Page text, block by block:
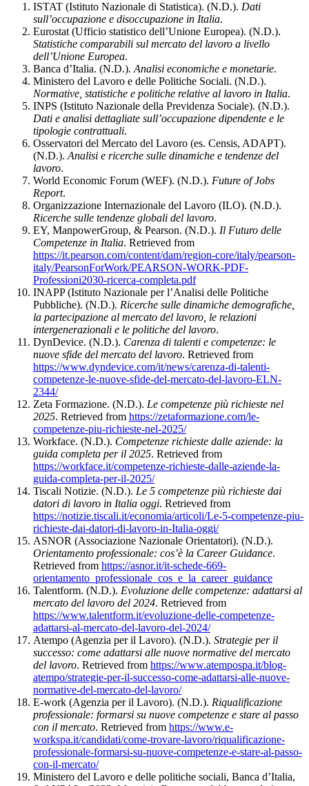
ISTAT (Istituto Nazionale di Statistica). (N.D.). Dati
sull’occupazione e disoccupazione in Italia.
Eurostat (Ufficio statistico dell’Unione Europea). (N.D.).
Statistiche comparabili sul mercato del lavoro a livello
dell’Unione Europea.
Banca d’Italia. (N.D.). Analisi economiche e monetarie.
Ministero del Lavoro e delle Politiche Sociali. (N.D.).
Normative, statistiche e politiche relative al lavoro in Italia.
INPS (Istituto Nazionale della Previdenza Sociale). (N.D.).
Dati e analisi dettagliate sull’occupazione dipendente e le
tipologie contrattuali.
Osservatori del Mercato del Lavoro (es. Censis, ADAPT).
(N.D.). Analisi e ricerche sulle dinamiche e tendenze del
lavoro.
World Economic Forum (WEF). (N.D.). Future of Jobs
Report.
Organizzazione Internazionale del Lavoro (ILO). (N.D.).
Ricerche sulle tendenze globali del lavoro.
EY, ManpowerGroup, & Pearson. (N.D.). Il Futuro delle
Competenze in Italia. Retrieved from
https://it.pearson.com/content/dam/region-core/italy/pearson-
italy/PearsonForWork/PEARSON-WORK-PDF-
Professioni2030-ricerca-completa.pdf
INAPP (Istituto Nazionale per l’Analisi delle Politiche
Pubbliche). (N.D.). Ricerche sulle dinamiche demografiche,
la partecipazione al mercato del lavoro, le relazioni
intergenerazionali e le politiche del lavoro.
DynDevice. (N.D.). Carenza di talenti e competenze: le
nuove sfide del mercato del lavoro. Retrieved from
https://www.dyndevice.com/it/news/carenza-di-talenti-
competenze-le-nuove-sfide-del-mercato-del-lavoro-ELN-
2344/
Zeta Formazione. (N.D.). Le competenze più richieste nel
2025. Retrieved from https://zetaformazione.com/le-
competenze-piu-richieste-nel-2025/
Workface. (N.D.). Competenze richieste dalle aziende: la
guida completa per il 2025. Retrieved from
https://workface.it/competenze-richieste-dalle-aziende-la-
guida-completa-per-il-2025/
Tiscali Notizie. (N.D.). Le 5 competenze più richieste dai
datori di lavoro in Italia oggi. Retrieved from
https://notizie.tiscali.it/economia/articoli/Le-5-competenze-piu-
richieste-dai-datori-di-lavoro-in-Italia-oggi/
ASNOR (Associazione Nazionale Orientatori). (N.D.).
Orientamento professionale: cos’è la Career Guidance.
Retrieved from https://asnor.it/it-schede-669-
orientamento_professionale_cos_e_la_career_guidance
Talentform. (N.D.). Evoluzione delle competenze: adattarsi al
mercato del lavoro del 2024. Retrieved from
https://www.talentform.it/evoluzione-delle-competenze-
adattarsi-al-mercato-del-lavoro-del-2024/
Atempo (Agenzia per il Lavoro). (N.D.). Strategie per il
successo: come adattarsi alle nuove normative del mercato
del lavoro. Retrieved from https://www.atempospa.it/blog-
atempo/strategie-per-il-successo-come-adattarsi-alle-nuove-
normative-del-mercato-del-lavoro/
E-work (Agenzia per il Lavoro). (N.D.). Riqualificazione
professionale: formarsi su nuove competenze e stare al passo
con il mercato. Retrieved from https://www.e-
workspa.it/candidati/come-trovare-lavoro/riqualificazione-
professionale-formarsi-su-nuove-competenze-e-stare-al-passo-
con-il-mercato/
Ministero del Lavoro e delle politiche sociali, Banca d’Italia,